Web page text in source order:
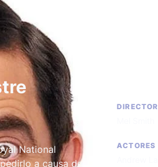
National
a causa de
DIRECTOR
ACTORES